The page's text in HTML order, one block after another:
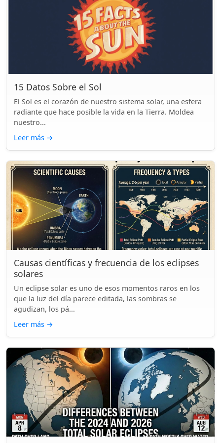
15 Datos Sobre el Sol
El Sol es el corazón de nuestro sistema solar, una esfera
radiante que hace posible la vida en la Tierra. Moldea
nuestro...
Leer más →
Causas científicas y frecuencia de los eclipses
solares
Un eclipse solar es uno de esos momentos raros en los
que la luz del día parece editada, las sombras se
agudizan, los pá...
Leer más →